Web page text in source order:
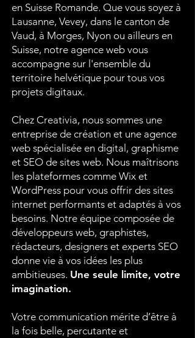
en Suisse Romande. Que vous soyez à
Lausanne, Vevey, dans le canton de
Vaud, à Morges, Nyon ou ailleurs en
Suisse, notre agence web vous
accompagne sur l'ensemble du
territoire helvétique pour tous vos
projets digitaux.
Chez Creativia, nous sommes une
entreprise de création et une agence
web spécialisée en digital, graphisme
et SEO de sites web. Nous maîtrisons
les plateformes comme Wix et
WordPress pour vous offrir des sites
internet performants et adaptés à vos
besoins. Notre équipe composée de
développeurs web, graphistes,
rédacteurs, designers et experts SEO
donne vie à vos idées les plus
ambitieuses. Une seule limite, votre
imagination.
Votre communication mérite d’être à
la fois belle, percutante et